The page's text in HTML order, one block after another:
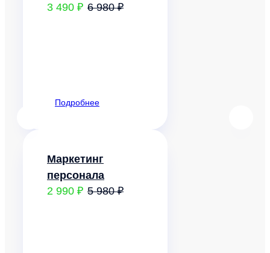
3 490 ₽ 6 980 ₽
Подробнее
Маркетинг
персонала
2 990 ₽ 5 980 ₽